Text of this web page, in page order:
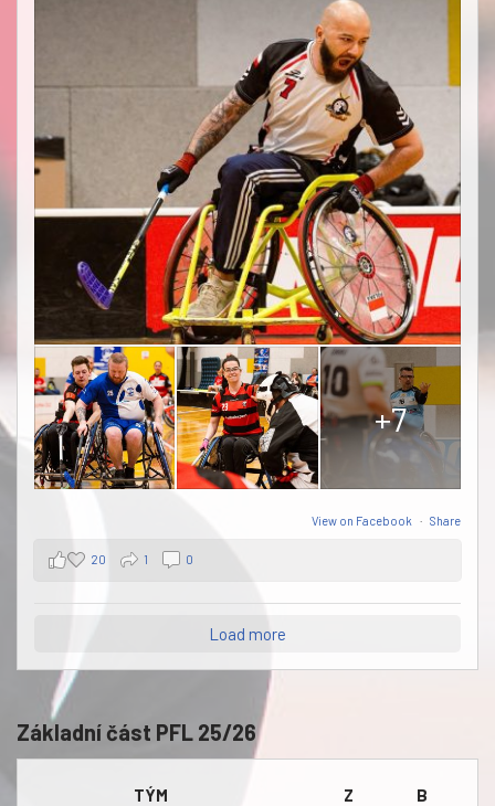
+7
View on Facebook · Share
20 1 0
Load more
Základní část PFL 25/26
TÝM Z B